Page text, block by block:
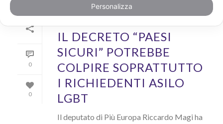
0
0
IL DECRETO “PAESI
SICURI” POTREBBE
COLPIRE SOPRATTUTTO
I RICHIEDENTI ASILO
LGBT
Il deputato di Più Europa Riccardo Magi ha
Personalizza